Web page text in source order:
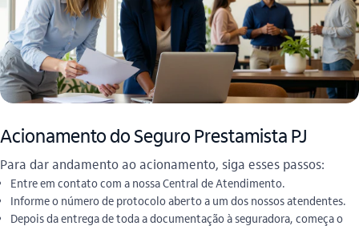
Acionamento do Seguro Prestamista PJ
Para dar andamento ao acionamento, siga esses passos:
Entre em contato com a nossa Central de Atendimento.
Informe o número de protocolo aberto a um dos nossos atendentes.
Depois da entrega de toda a documentação à seguradora, começa o